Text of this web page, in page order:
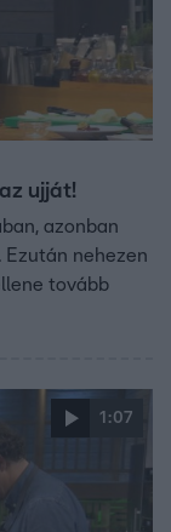
ujját!
azonban
nehezen
tovább
1:07